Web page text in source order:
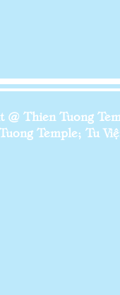
@ Thien Tuong
Temple; Tu